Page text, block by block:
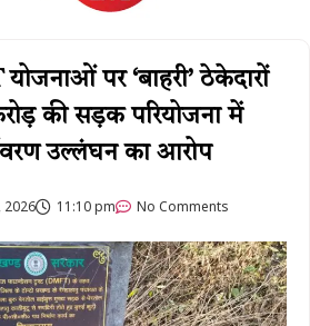
पर ‘बाहरी’ ठेकेदारों
की सड़क परियोजना में
उल्लंघन का आरोप
2026 11:10 pm No Comments